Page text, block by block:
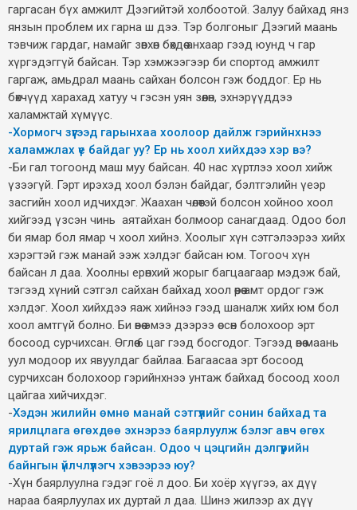
гаргасан бүх амжилт Дээгийтэй холбоотой. Залуу байхад янз
янзын проблем их гарна ш дээ. Тэр болгоныг Дээгий маань
тэвчиж гардаг, намайг зөвхөн бөхдөө анхаар гээд юунд ч гар
хүргэдэггүй байсан. Тэр хэмжээгээр би спортод амжилт
гаргаж, амьдрал маань сайхан болсон гэж боддог. Ер нь
бөхчүүд харахад хатуу ч гэсэн уян зөөлөн, эхнэрүүддээ
халамжтай хүмүүс.
-Хормогч зүүгээд гарынхаа хоолоор дайлж гэрийнхнээ
халамжлах үе байдаг уу? Ер нь хоол хийхдээ хэр вэ?
-Би гал тогоонд маш муу байсан. 40 нас хүртлээ хоол хийж
үзээгүй. Гэрт ирэхэд хоол бэлэн байдаг, бэлтгэлийн үеэр
засгийн хоол идчихдэг. Жаахан чөлөөтэй болсон хойноо хоол
хийгээд үзсэн чинь аятайхан болмоор санагдаад. Одоо бол
би ямар бол ямар ч хоол хийнэ. Хоолыг хүн сэтгэлээрээ хийх
хэрэгтэй гэж манай ээж хэлдэг байсан юм. Тогооч хүн
байсан л даа. Хоолны ерөнхий жорыг багцаагаар мэдэж бай,
тэгээд хүний сэтгэл сайхан байхад хоол өөрөө амт ордог гэж
хэлдэг. Хоол хийхдээ яаж хийнээ гээд шаналж хийх юм бол
хоол амтгүй болно. Би өвөө эмээ дээрээ өссөн болохоор эрт
босоод сурчихсан. Өглөө 6 цаг гээд босгодог. Тэгээд өвөө маань
уул модоор их явуулдаг байлаа. Багаасаа эрт босоод
сурчихсан болохоор гэрийнхнээ унтаж байхад босоод хоол
цайгаа хийчихдэг.
-Хэдэн жилийн өмнө манай сэтгүүлийг сонин байхад та
ярилцлага өгөхдөө эхнэрээ баярлуулж бэлэг авч өгөх
дуртай гэж ярьж байсан. Одоо ч цэцгийн дэлгүүрийн
байнгын үйлчлүүлэгч хэвээрээ юу?
-Хүн баярлуулна гэдэг гоё л доо. Би хоёр хүүгээ, ах дүү
нараа баярлуулах их дуртай л даа. Шинэ жилээр ах дүү